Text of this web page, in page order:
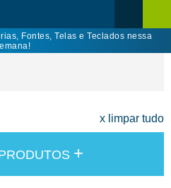
Fontes, Telas e Teclados nessa
x limpar tudo
+